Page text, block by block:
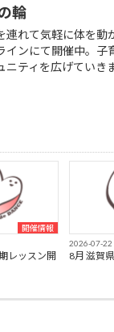
輪
連れて気軽に体を
インにて開催中。
ティを広げていきま
開催情報
レッスン開
2026-07-22
8月 滋賀